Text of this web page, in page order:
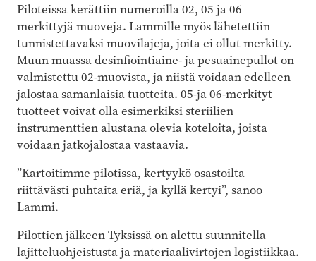
Piloteissa kerättiin numeroilla 02, 05 ja 06
merkittyjä muoveja. Lammille myös lähetettiin
tunnistettavaksi muovilajeja, joita ei ollut merkitty.
Muun muassa desinfiointiaine- ja pesuainepullot on
valmistettu 02-muovista, ja niistä voidaan edelleen
jalostaa samanlaisia tuotteita. 05-ja 06-merkityt
tuotteet voivat olla esimerkiksi steriilien
instrumenttien alustana olevia koteloita, joista
voidaan jatkojalostaa vastaavia.
”Kartoitimme pilotissa, kertyykö osastoilta
riittävästi puhtaita eriä, ja kyllä kertyi”, sanoo
Lammi.
Pilottien jälkeen Tyksissä on alettu suunnitella
lajitteluohjeistusta ja materiaalivirtojen logistiikkaa.